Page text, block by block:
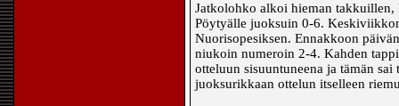
Jatkolohko alkoi hieman takkuillen,
Pöytyälle juoksuin 0-6.
Nuorisopesiksen. Ennakkoon
niukoin numeroin 2-4. Kahden
otteluun sisuuntuneena ja tämän
juoksurikkaan ottelun itselleen